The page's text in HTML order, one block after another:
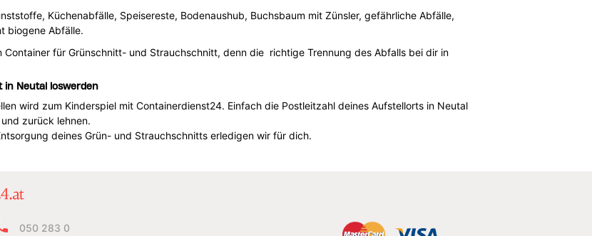
Küchenabfälle, Speisereste, Bodenaushub, Buchsbaum mit Zünsler, gefährliche Abfälle,
biogene Abfälle.
Container für Grünschnitt- und Strauchschnitt, denn die richtige Trennung des Abfalls bei dir in
Neutal loswerden
wird zum Kinderspiel mit Containerdienst24. Einfach die Postleitzahl deines Aufstellorts in Neutal
zurück lehnen.
deines Grün- und Strauchschnitts erledigen wir für dich.
050 283 0